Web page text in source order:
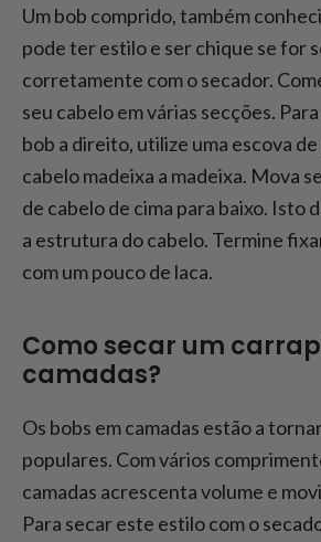
Um bob comprido, também
pode ter estilo e ser chique se for
corretamente com o secador.
seu cabelo em várias secções.
bob a direito, utilize uma escova
cabelo madeixa a madeixa. Mova
de cabelo de cima para baixo. Isto
a estrutura do cabelo. Termine
com um pouco de laca.
Como secar um
camadas?
Os bobs em camadas estão a
populares. Com vários
camadas acrescenta volume e
Para secar este estilo com o